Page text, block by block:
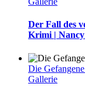
Der Fall des
Krimi |
Die
Gallerie